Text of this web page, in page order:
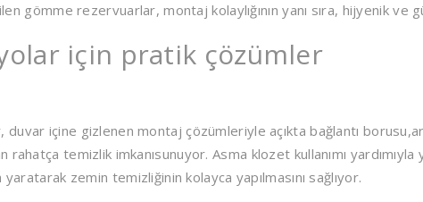
gömme rezervuarlar, montaj kolaylığının yanı sıra, hijyenik ve
için pratik çözümler
içine gizlenen montaj çözümleriyle açıkta bağlantı
temizlik imkanısunuyor. Asma klozet kullanımı yardımıyla
zemin temizliğinin kolayca yapılmasını sağlıyor.